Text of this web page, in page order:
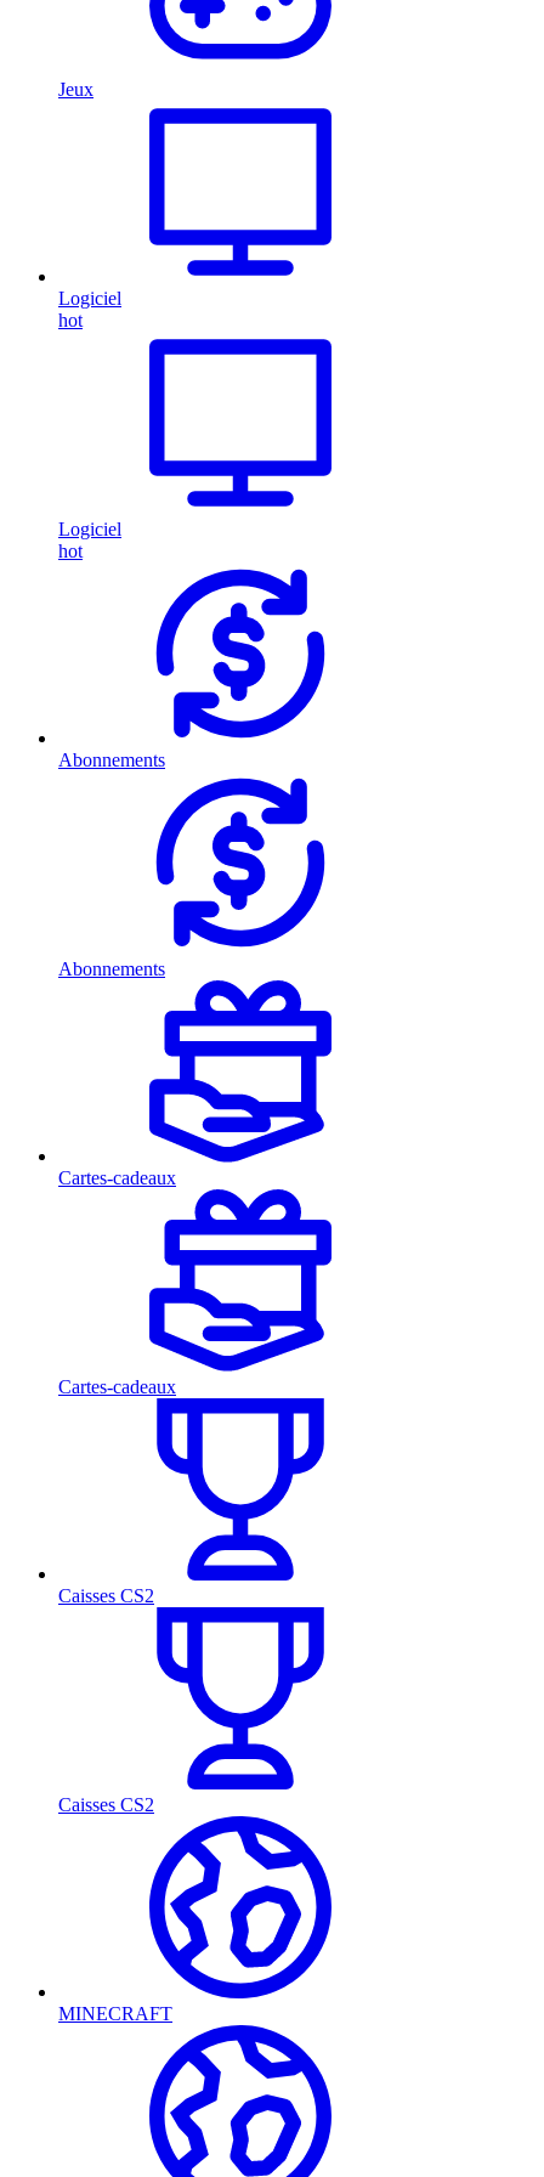
Jeux
Logiciel
hot
Logiciel
hot
Abonnements
Abonnements
Cartes-cadeaux
Cartes-cadeaux
Caisses CS2
Caisses CS2
MINECRAFT